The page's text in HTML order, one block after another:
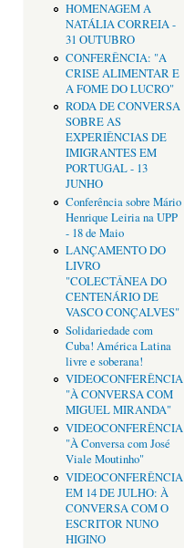
HOMENAGEM A
NATÁLIA CORREIA -
31 OUTUBRO
CONFERÊNCIA: "A
CRISE ALIMENTAR E
A FOME DO LUCRO"
RODA DE CONVERSA
SOBRE AS
EXPERIÊNCIAS DE
IMIGRANTES EM
PORTUGAL - 13
JUNHO
Conferência sobre Mário
Henrique Leiria na UPP
- 18 de Maio
LANÇAMENTO DO
LIVRO
"COLECTÂNEA DO
CENTENÁRIO DE
VASCO CONÇALVES"
Solidariedade com
Cuba! América Latina
livre e soberana!
VIDEOCONFERÊNCIA
"À CONVERSA COM
MIGUEL MIRANDA"
VIDEOCONFERÊNCIA
"À Conversa com José
Viale Moutinho"
VIDEOCONFERÊNCIA
EM 14 DE JULHO: À
CONVERSA COM O
ESCRITOR NUNO
HIGINO